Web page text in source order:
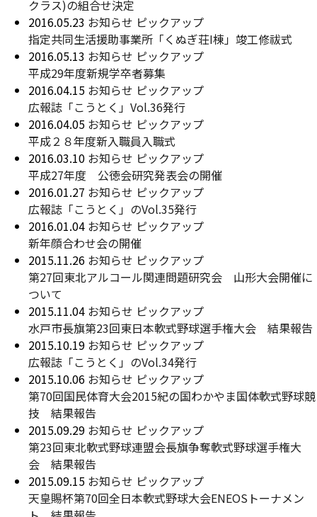
クラス)の組合せ決定
2016.05.23 お知らせ ピックアップ
指定共同生活援助事業所「くぬぎ荘I棟」竣工修祓式
2016.05.13 お知らせ ピックアップ
平成29年度新規学卒者募集
2016.04.15 お知らせ ピックアップ
広報誌「こうとく」Vol.36発行
2016.04.05 お知らせ ピックアップ
平成２８年度新入職員入職式
2016.03.10 お知らせ ピックアップ
平成27年度 公徳会研究発表会の開催
2016.01.27 お知らせ ピックアップ
広報誌「こうとく」のVol.35発行
2016.01.04 お知らせ ピックアップ
新年顔合わせ会の開催
2015.11.26 お知らせ ピックアップ
第27回東北アルコール関連問題研究会 山形大会開催に
ついて
2015.11.04 お知らせ ピックアップ
水戸市長旗第23回東日本軟式野球選手権大会 結果報告
2015.10.19 お知らせ ピックアップ
広報誌「こうとく」のVol.34発行
2015.10.06 お知らせ ピックアップ
第70回国民体育大会2015紀の国わかやま国体軟式野球競
技 結果報告
2015.09.29 お知らせ ピックアップ
第23回東北軟式野球連盟会長旗争奪軟式野球選手権大
会 結果報告
2015.09.15 お知らせ ピックアップ
天皇賜杯第70回全日本軟式野球大会ENEOSトーナメン